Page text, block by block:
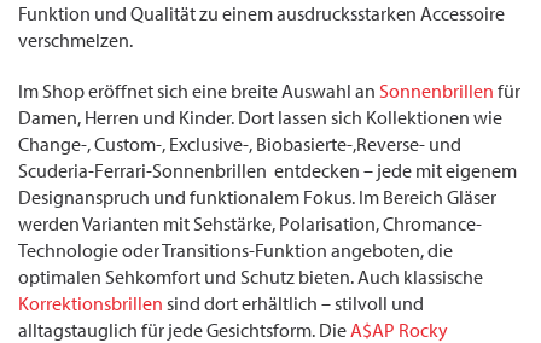
Funktion und Qualität zu einem ausdrucksstarken Accessoire
verschmelzen.
Im Shop eröffnet sich eine breite Auswahl an Sonnenbrillen für
Damen, Herren und Kinder. Dort lassen sich Kollektionen wie
Change-, Custom-, Exclusive-, Biobasierte-,Reverse- und
Scuderia-Ferrari-Sonnenbrillen entdecken – jede mit eigenem
Designanspruch und funktionalem Fokus. Im Bereich Gläser
werden Varianten mit Sehstärke, Polarisation, Chromance-
Technologie oder Transitions-Funktion angeboten, die
optimalen Sehkomfort und Schutz bieten. Auch klassische
Korrektionsbrillen sind dort erhältlich – stilvoll und
alltagstauglich für jede Gesichtsform. DieA$AP Rocky